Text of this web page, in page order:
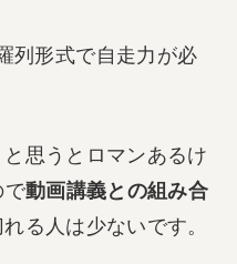
列形式で自走力が必
思うとロマンあるけ
で動画講義との組み合
る人は少ないです。